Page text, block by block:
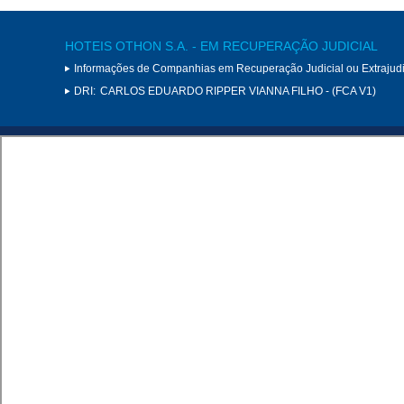
HOTEIS OTHON S.A. - EM RECUPERAÇÃO JUDICIAL
Informações de Companhias em Recuperação Judicial ou
DRI: CARLOS EDUARDO RIPPER VIANNA FILHO - (FCA V1)